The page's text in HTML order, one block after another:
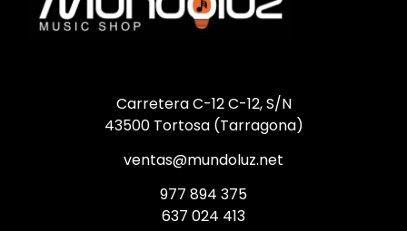
Carretera C-12 C-12, S/N
43500 Tortosa (Tarragona)
ventas@mundoluz.net
977 894 375
637 024 413